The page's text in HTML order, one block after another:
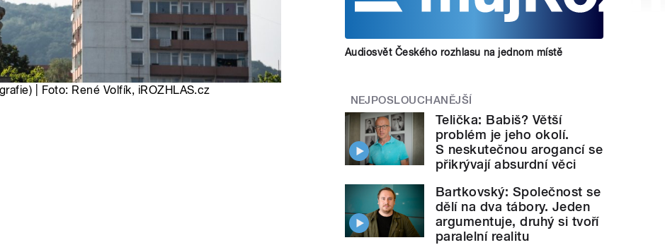
| Foto: René Volfík, iROZHLAS.cz
Audiosvět Českého rozhlasu na jednom místě
NEJPOSLOUCHANĚJŠÍ
Telička: Babiš? Větší
problém je jeho okolí.
S neskutečnou arogancí se
přikrývají absurdní věci
Bartkovský: Společnost se
dělí na dva tábory. Jeden
argumentuje, druhý si tvoří
paralelní realitu